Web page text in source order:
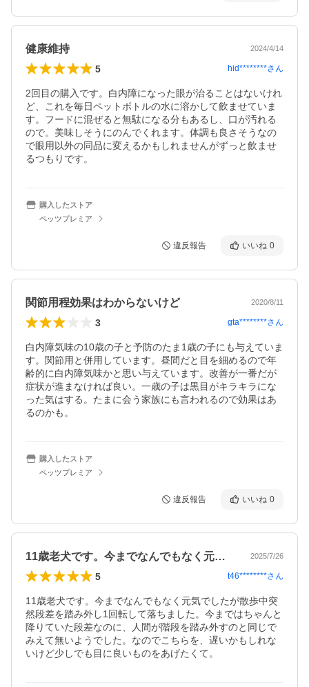
健康維持 2024/4/14
5 hid********さん
2回目の購入です。白内障になった眼が治ることはないけれ
ど、これを毎日ペットボトルの水に溶かして飲ませていま
す。フードに混ぜると無駄になる分もあるし、口が汚れる
ので。美味しそうにのんでくれます。体調も良さそうなの
で眼用以外の同品に変えるかもしれませんがずっと飲ませ
るつもりです。
購入したストア
ペッツプレミア
違反報告 いいね 0
関節用程効果はわからないけど 2020/8/11
3 gta********さん
白内障気味の10歳の子と予防のたま1歳の子にも与えていま
す。関節用と併用しています。昼間だと目を細めるので年
齢的に白内障気味かと思い与えています。改善が一番だが
症状が進まなければ良い。一歳の子は黒目がキラキラにな
った気はする。たまに会う家族にも言われるので効果はあ
るのかも。
購入したストア
ペッツプレミア
違反報告 いいね 0
11歳老犬です。今までなんでもなく元気… 2025/7/26
5 t46********さん
11歳老犬です。今までなんでもなく元気でしたが散歩中突
然段差を踏み外し1回転して落ちました。今まではちゃんと
降りていた段差なのに、人間が階段を踏み外すのと同じで
みえて無いようでした。なのでこちらを、遅いかもしれな
いけど少しでも目に良いものをあげたくて。